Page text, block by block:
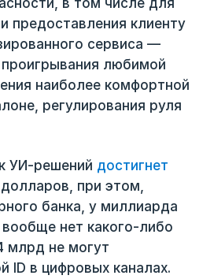
предоставления клиенту
сервиса —
любимой
наиболее комфортной
регулирования руля
УИ-решений достигнет
при этом,
банка, у миллиарда
нет какого-либо
млрд не могут
ID в цифровых каналах.